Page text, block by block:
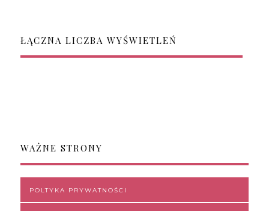
ŁĄCZNA LICZBA WYŚWIETLEŃ
WAŻNE STRONY
POLTYKA PRYWATNOŚCI